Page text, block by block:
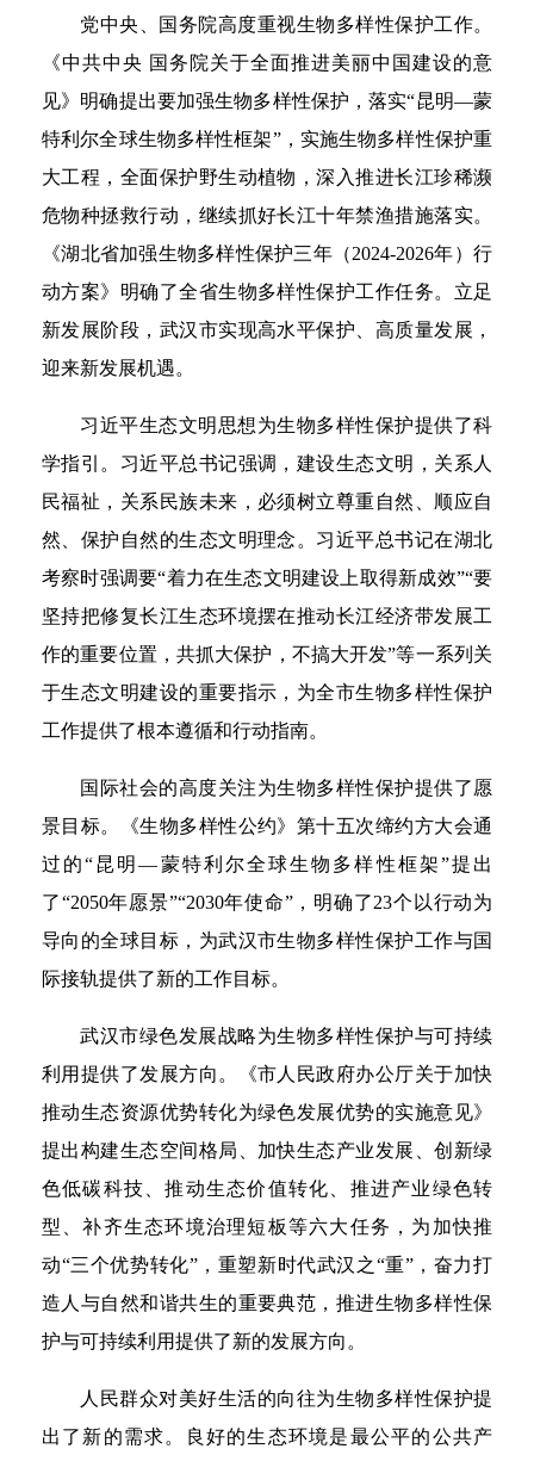
党中央、国务院高度重视生物多样性保护工作。
《中共中央 国务院关于全面推进美丽中国建设的意
见》明确提出要加强生物多样性保护，落实“昆明—蒙
特利尔全球生物多样性框架”，实施生物多样性保护重
大工程，全面保护野生动植物，深入推进长江珍稀濒
危物种拯救行动，继续抓好长江十年禁渔措施落实。
《湖北省加强生物多样性保护三年（2024-2026年）行
动方案》明确了全省生物多样性保护工作任务。立足
新发展阶段，武汉市实现高水平保护、高质量发展，
迎来新发展机遇。
习近平生态文明思想为生物多样性保护提供了科
学指引。习近平总书记强调，建设生态文明，关系人
民福祉，关系民族未来，必须树立尊重自然、顺应自
然、保护自然的生态文明理念。习近平总书记在湖北
考察时强调要“着力在生态文明建设上取得新成效”“要
坚持把修复长江生态环境摆在推动长江经济带发展工
作的重要位置，共抓大保护，不搞大开发”等一系列关
于生态文明建设的重要指示，为全市生物多样性保护
工作提供了根本遵循和行动指南。
国际社会的高度关注为生物多样性保护提供了愿
景目标。《生物多样性公约》第十五次缔约方大会通
过的“昆明—蒙特利尔全球生物多样性框架”提出
了“2050年愿景”“2030年使命”，明确了23个以行动为
导向的全球目标，为武汉市生物多样性保护工作与国
际接轨提供了新的工作目标。
武汉市绿色发展战略为生物多样性保护与可持续
利用提供了发展方向。《市人民政府办公厅关于加快
推动生态资源优势转化为绿色发展优势的实施意见》
提出构建生态空间格局、加快生态产业发展、创新绿
色低碳科技、推动生态价值转化、推进产业绿色转
型、补齐生态环境治理短板等六大任务，为加快推
动“三个优势转化”，重塑新时代武汉之“重”，奋力打
造人与自然和谐共生的重要典范，推进生物多样性保
护与可持续利用提供了新的发展方向。
人民群众对美好生活的向往为生物多样性保护提
出了新的需求。良好的生态环境是最公平的公共产